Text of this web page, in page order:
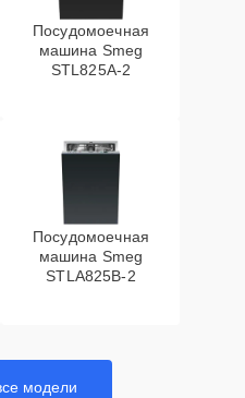
Посудомоечная
машина Smeg
STL825A-2
Посудомоечная
машина Smeg
STLA825B-2
модели